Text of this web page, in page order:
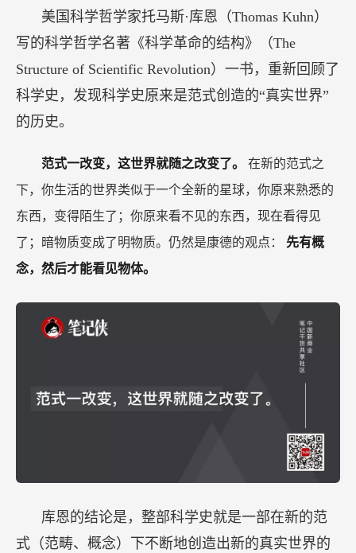
美国科学哲学家托马斯·库恩（Thomas Kuhn）
写的科学哲学名著《科学革命的结构》（The
Structure of Scientific Revolution）一书，重新回顾了
科学史，发现科学史原来是范式创造的“真实世界”
的历史。
范式一改变，这世界就随之改变了。 在新的范式之
下，你生活的世界类似于一个全新的星球，你原来熟悉的
东西，变得陌生了；你原来看不见的东西，现在看得见
了；暗物质变成了明物质。仍然是康德的观点： 先有概
念，然后才能看见物体。
库恩的结论是，整部科学史就是一部在新的范
式（范畴、概念）下不断地创造出新的真实世界的